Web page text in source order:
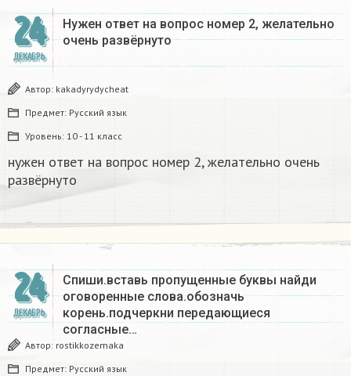
24
ДЕКАБРЬ
Нужен ответ на вопрос номер 2, желательно
очень развёрнуто
Автор: kakadyrydycheat
Предмет: Русский язык
Уровень: 10 - 11 класс
нужен ответ на вопрос номер 2, желательно очень
развёрнуто
24
ДЕКАБРЬ
Спиши.вставь пропущенные буквы найди
оговоренные слова.обозначь
корень.подчеркни передающиеся
согласные…
Автор: rostikkozemaka
Предмет: Русский язык